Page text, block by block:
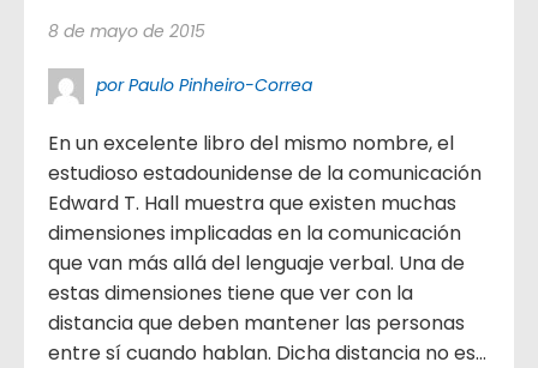
8 de mayo de 2015
por Paulo Pinheiro-Correa
En un excelente libro del mismo nombre, el
estudioso estadounidense de la comunicación
Edward T. Hall muestra que existen muchas
dimensiones implicadas en la comunicación
que van más allá del lenguaje verbal. Una de
estas dimensiones tiene que ver con la
distancia que deben mantener las personas
entre sí cuando hablan. Dicha distancia no es...